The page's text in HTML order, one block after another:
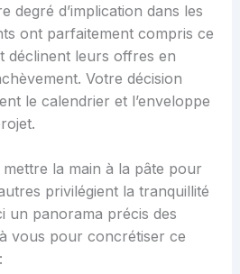
degré d’implication dans les
ont parfaitement compris ce
déclinent leurs offres en
Votre décision
le calendrier et l’enveloppe
la main à la pâte pour
privilégient la tranquillité
un panorama précis des
vous pour concrétiser ce